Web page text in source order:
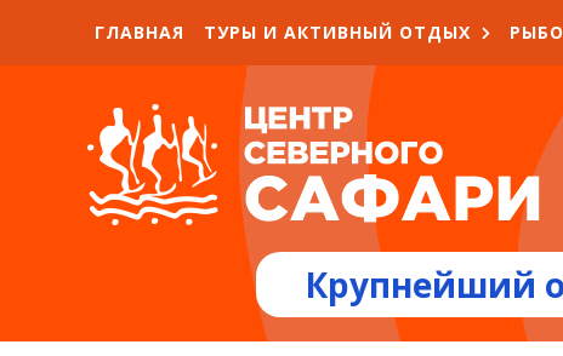
ГЛАВНАЯ ТУРЫ И АКТИВНЫЙ ОТДЫХ
Крупнейший